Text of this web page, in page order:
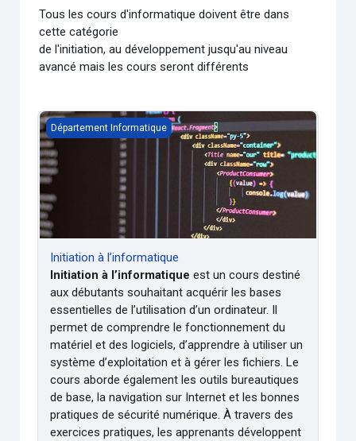
Tous les cours d'informatique doivent être dans
cette catégorie
de l'initiation, au développement jusqu'au niveau
avancé mais les cours seront différents
Initiation à l’informatique
Département Informatique
Initiation à l’informatique
Initiation à l’informatique est un cours destiné
aux débutants souhaitant acquérir les bases
essentielles de l’utilisation d’un ordinateur. Il
permet de comprendre le fonctionnement du
matériel et des logiciels, d’apprendre à utiliser un
système d’exploitation et à gérer les fichiers. Le
cours aborde également les outils bureautiques
de base, la navigation sur Internet et les bonnes
pratiques de sécurité numérique. À travers des
exercices pratiques, les apprenants développent